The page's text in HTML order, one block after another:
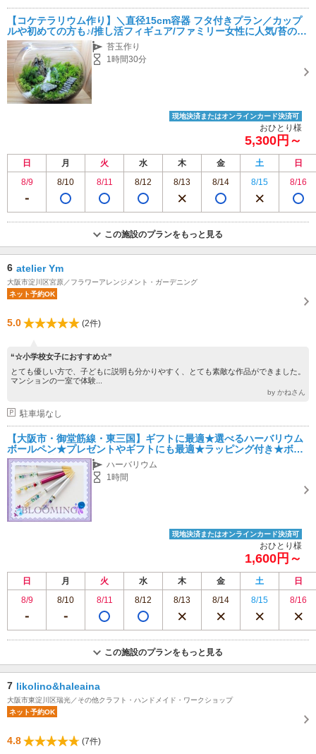
【コケテラリウム作り】＼直径15cm容器 フタ付きプラン／カップ
ルや初めての方も♪/推し活フィギュア/ファミリー女性に人気/苔のイ
ンテリア
苔玉作り
1時間30分
現地決済またはオンラインカード決済可
おひとり様
5,300円～
日 月 火 水 木 金 土
日
8/9
8/10 8/11 8/12 8/13 8/14 8/15 8/16
この施設のプランをもっと見る
6 atelier Ym
大阪市淀川区宮原／フラワーアレンジメント・ガーデニング
ネット予約OK
5.0 (2件)
“☆小学校女子におすすめ☆”
とても優しい方で、子どもに説明も分かりやすく、とても素敵な作品ができました。
マンションの一室で体験...
by かねさん
駐車場なし
【大阪市・御堂筋線・東三国】ギフトに最適★選べるハーバリウム
ボールペン★プレゼントやギフトにも最適★ラッピング付き★ボー
ルペン・花材お好きなものをご自由に★お一人様ご参加OK！
ハーバリウム
1時間
現地決済またはオンラインカード決済可
おひとり様
1,600円～
日 月 火 水 木 金 土
日
8/9
8/10 8/11 8/12 8/13 8/14 8/15 8/16
この施設のプランをもっと見る
7 likolino&haleaina
大阪市東淀川区瑞光／その他クラフト・ハンドメイド・ワークショップ
ネット予約OK
4.8 (7件)